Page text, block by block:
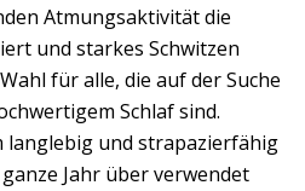
Atmungsaktivität die
und starkes Schwitzen
für alle, die auf der Suche
Schlaf sind.
langlebig und strapazierfähig
Jahr über verwendet